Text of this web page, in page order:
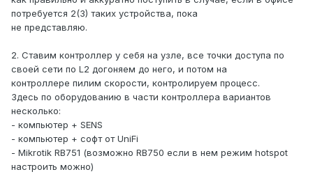
потребуется 2(3) таких устройства, пока
не представляю.
2. Ставим контроллер у себя на узле, все точки доступа по
своей сети по L2 догоняем до него, и потом на
контроллере пилим скорости, контролируем процесс.
Здесь по оборудованию в части контроллера вариантов
несколько:
- компьютер + SENS
- компьютер + софт от UniFi
- Mikrotik RB751 (возможно RB750 если в нем режим hotspot
настроить можно)